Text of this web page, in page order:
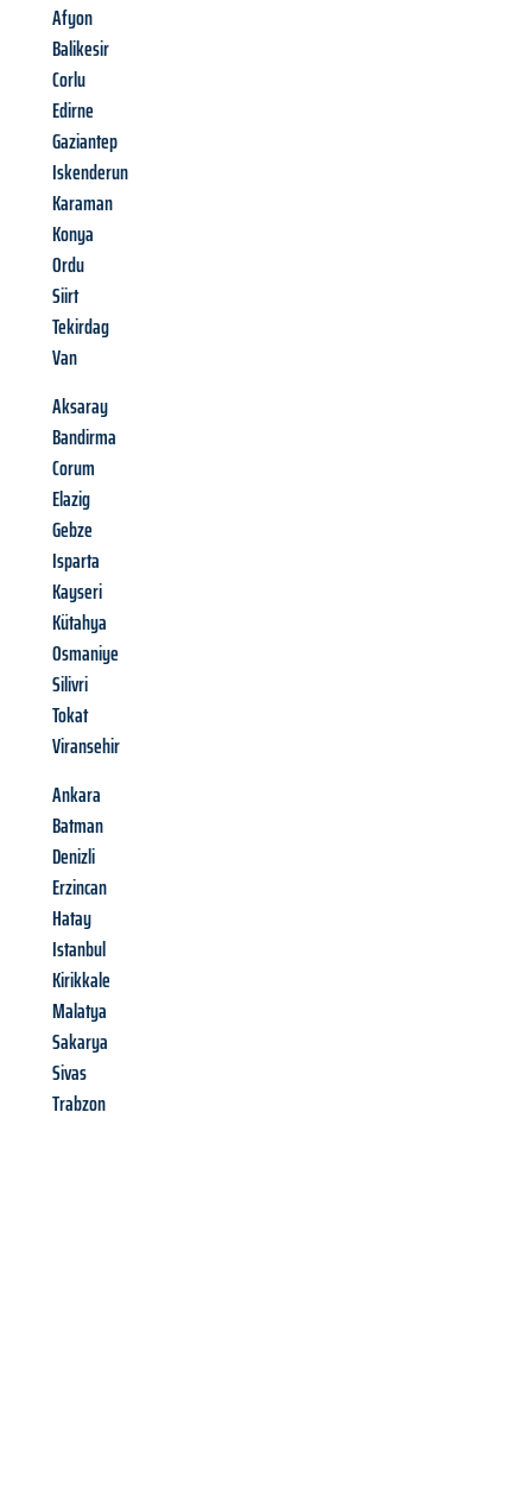
Afyon
Balikesir
Corlu
Edirne
Gaziantep
Iskenderun
Karaman
Konya
Ordu
Siirt
Tekirdag
Van
Aksaray
Bandirma
Corum
Elazig
Gebze
Isparta
Kayseri
Kütahya
Osmaniye
Silivri
Tokat
Viransehir
Ankara
Batman
Denizli
Erzincan
Hatay
Istanbul
Kirikkale
Malatya
Sakarya
Sivas
Trabzon